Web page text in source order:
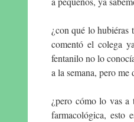
¿con qué lo
comentó el colega
fentanilo no lo
a la semana, pero me
¿pero cómo lo vas a
farmacológica, esto